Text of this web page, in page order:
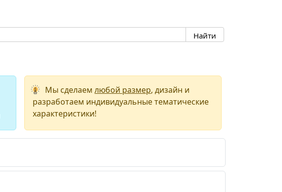
Мы сделаемлюбой размер, дизайн и
разработаем индивидуальные тематические
характеристики!